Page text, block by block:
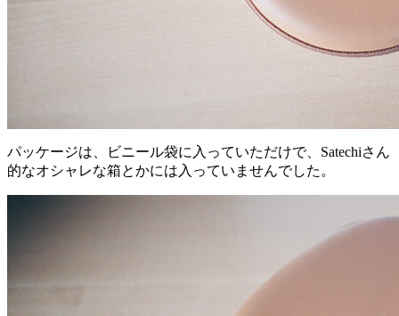
パッケージは、ビニール袋に入っていただけで、Satechiさん
的なオシャレな箱とかには入っていませんでした。